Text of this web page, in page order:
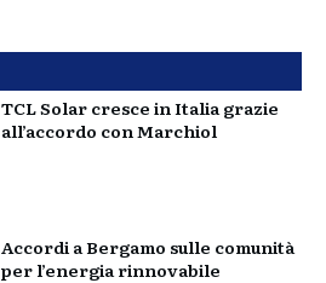
TCL Solar cresce in Italia grazie
all’accordo con Marchiol
Accordi a Bergamo sulle comunità
per l’energia rinnovabile